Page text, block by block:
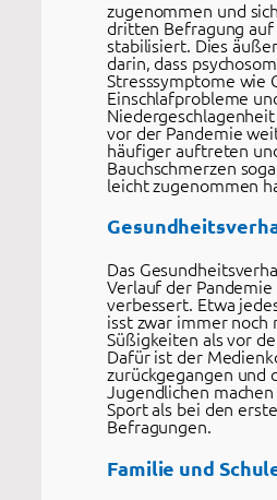
zugenommen und
dritten Befragung
stabilisiert. Dies
darin, dass
Stresssymptome wie
Einschlafprobleme
vor der Pandemie
häufiger auftreten
Bauchschmerzen
leicht zugenommen
Das
Verlauf der
verbessert. Etwa
isst zwar immer noch
Süßigkeiten als vor
Dafür ist der
zurückgegangen und
Jugendlichen
Sport als bei den
Befragungen.
Familie und